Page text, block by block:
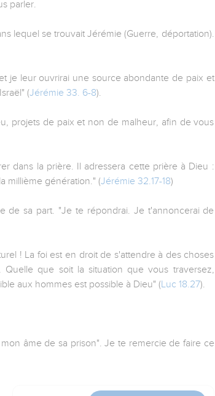
parler.
lequel se trouvait Jérémie (Guerre, déportation).
je leur ouvrirai une source abondante de paix et
(Jérémie 33. 6-8).
projets de paix et non de malheur, afin de vous
dans la prière. Il adressera cette prière à Dieu :
millième génération." (Jérémie 32.17-18)
de sa part. "Je te répondrai. Je t'annoncerai de
! La foi est en droit de s'attendre à des choses
que soit la situation que vous traversez,
aux hommes est possible à Dieu" (Luc 18.27).
âme de sa prison". Je te remercie de faire ce